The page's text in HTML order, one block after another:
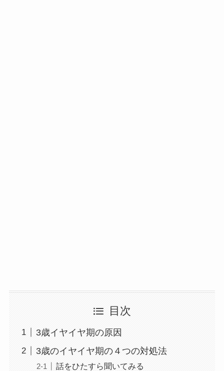
目次
3歳イヤイヤ期の原因
3歳のイヤイヤ期の４つの対処法
話をひたすら聞いてみる